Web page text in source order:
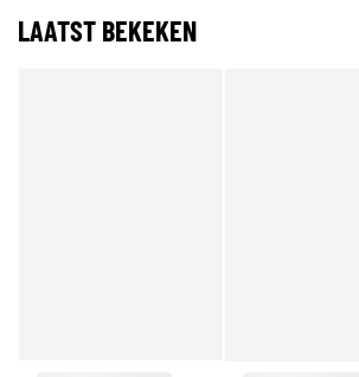
LAATST BEKEKEN